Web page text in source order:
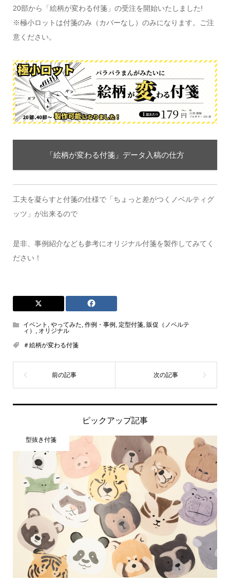
20部から「絵柄が変わる付箋」の受注を開始いたしました!
※極小ロットは付箋のみ（カバーなし）のみになります。ご注
意ください。
「絵柄が変わる付箋」データ入稿の仕方
工夫を凝らすと付箋の仕様で「ちょっと差がつくノベルティグ
ッツ」が出来るので
是非、事例紹介なども参考にオリジナル付箋を製作してみてく
ださい！
イベント , やってみた, 作例・事例 , 定型付箋, 販促（ノベルテ
ィ） , オリジナル
＃絵柄が変わる付箋
ピックアップ記事
型抜き付箋